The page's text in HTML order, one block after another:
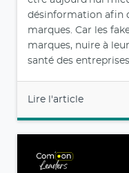
désinformation afin
marques. Car les
marques, nuire à
santé des
Lire l'article